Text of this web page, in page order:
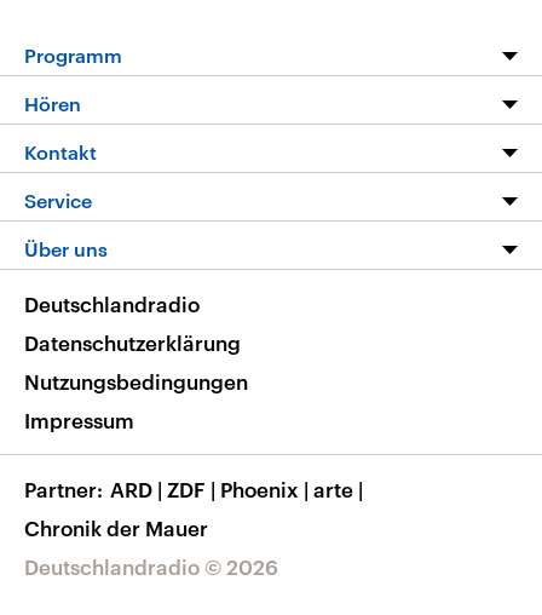
Programm
Programm
Die Nachrichten
Nachrichtenleicht
Neue Beiträge auf dlf.de
Hören
Livestream
Podcasts
Deutschlandfunk App
Nachrichten App
Frequenzen
Kontakt
Hörerservice
Service
FAQ
Veranstaltungen
Musikliste
RSS
Über uns
Barrierefreiheit
Deutschlandradio © 2026
Deutschlandradio
Datenschutzerklärung
Nutzungsbedingungen
Impressum
Partner ARD | ZDF | Phoenix | arte |
Chronik der Mauer